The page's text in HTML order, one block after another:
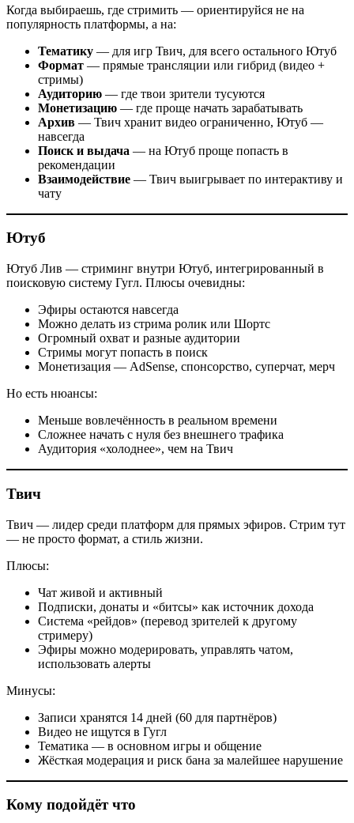
Когда выбираешь, где стримить — ориентируйся не на
популярность платформы, а на:
Тематику — для игр Твич, для всего остального Ютуб
Формат — прямые трансляции или гибрид (видео +
стримы)
Аудиторию — где твои зрители тусуются
Монетизацию — где проще начать зарабатывать
Архив — Твич хранит видео ограниченно, Ютуб —
навсегда
Поиск и выдача — на Ютуб проще попасть в
рекомендации
Взаимодействие — Твич выигрывает по интерактиву и
чату
Ютуб
Ютуб Лив — стриминг внутри Ютуб, интегрированный в
поисковую систему Гугл. Плюсы очевидны:
Эфиры остаются навсегда
Можно делать из стрима ролик или Шортс
Огромный охват и разные аудитории
Стримы могут попасть в поиск
Монетизация — AdSense, спонсорство, суперчат, мерч
Но есть нюансы:
Меньше вовлечённость в реальном времени
Сложнее начать с нуля без внешнего трафика
Аудитория «холоднее», чем на Твич
Твич
Твич — лидер среди платформ для прямых эфиров. Стрим тут
— не просто формат, а стиль жизни.
Плюсы:
Чат живой и активный
Подписки, донаты и «битсы» как источник дохода
Система «рейдов» (перевод зрителей к другому
стримеру)
Эфиры можно модерировать, управлять чатом,
использовать алерты
Минусы:
Записи хранятся 14 дней (60 для партнёров)
Видео не ищутся в Гугл
Тематика — в основном игры и общение
Жёсткая модерация и риск бана за малейшее нарушение
Кому подойдёт что